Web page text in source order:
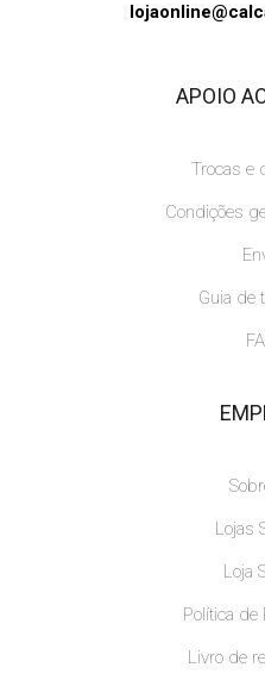
APOIO
Trocas e
Condições
Guia de
Lojas
Loja
Política de
Livro de